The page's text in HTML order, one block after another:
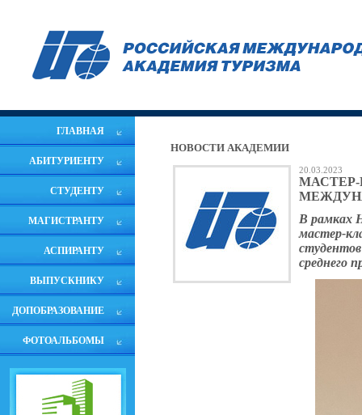
ГЛАВНАЯ
АБИТУРИЕНТУ
СТУДЕНТУ
МАГИСТРАНТУ
АСПИРАНТУ
ВЫПУСКНИКУ
ДОПОБРАЗОВАНИЕ
ФОТОАЛЬБОМЫ
НОВОСТИ АКАДЕМИИ
20.03.2023
В рамках
мастер-
среднего